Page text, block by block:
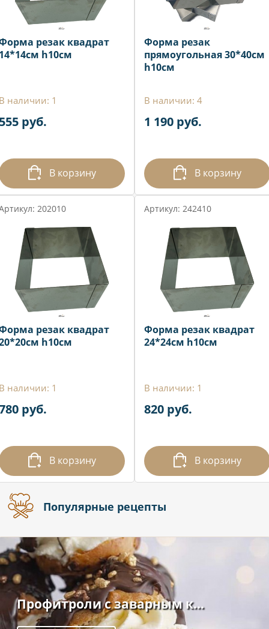
резак квадрат
h10см
наличии: 1
руб.
В корзину
Форма резак
прямоугольная 30*40см
h10см
В наличии: 4
1 190 руб.
В корзину
202010
резак квадрат
h10см
наличии: 1
руб.
В корзину
Артикул: 242410
Форма резак квадрат
24*24см h10см
В наличии: 1
820 руб.
В корзину
Популярные рецепты
Профитроли с заварным к...